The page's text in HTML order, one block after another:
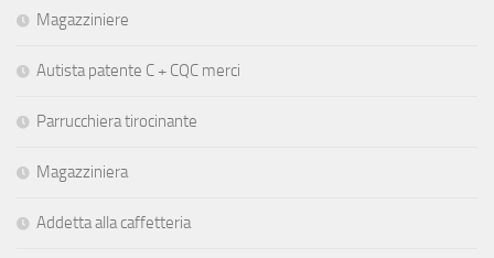
Magazziniere
Autista patente C + CQC merci
Parrucchiera tirocinante
Magazziniera
Addetta alla caffetteria